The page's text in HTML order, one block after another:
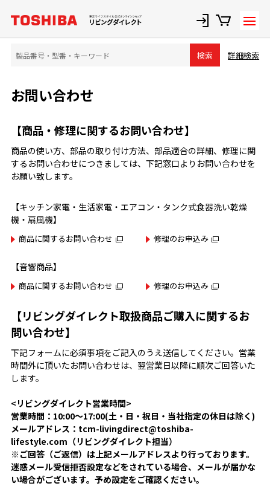
検索 詳細検索
お問い合わせ
【商品・修理に関するお問い合わせ】
商品の使い方、部品の取り付け方法、部品適合の詳細、修理に関
するお問い合わせにつきましては、下記窓口よりお問い合わせを
お願い致します。
【キッチン家電・生活家電・エアコン・タンク式食器洗い乾燥
機・扇風機】
商品に関するお問い合わせ 修理のお申込み
【音響商品】
商品に関するお問い合わせ 修理のお申込み
【リビングダイレクト取扱商品ご購入に関するお
問い合わせ】
下記フォームに必須事項をご記入のうえ送信してください。営業
時間外に頂いたお問い合わせは、翌営業日以降に順次ご回答いた
します。
<リビングダイレクト営業時間>
営業時間：10:00～17:00(土・日・祝日・当社指定の休日は除く)
メールアドレス：tcm-livingdirect@toshiba-
lifestyle.com（リビングダイレクト担当）
※ご回答（ご返信）は上記メールアドレスより行っております。
迷惑メール受信拒否設定などをされている場合、メールが届かな
い場合がございます。予め設定をご確認ください。